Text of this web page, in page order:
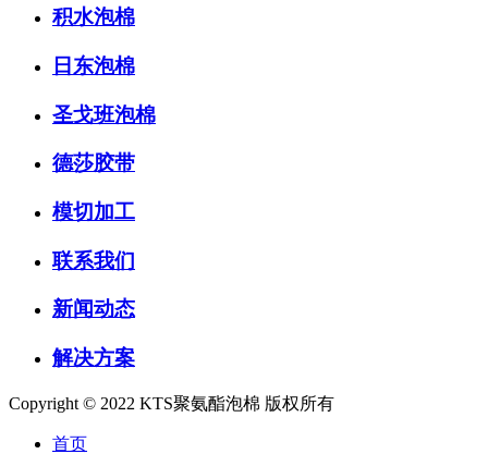
积水泡棉
日东泡棉
圣戈班泡棉
德莎胶带
模切加工
联系我们
新闻动态
解决方案
Copyright © 2022 KTS聚氨酯泡棉 版权所有
首页